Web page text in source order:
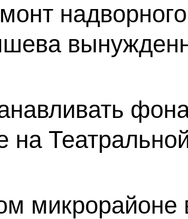
на
микрорайоне